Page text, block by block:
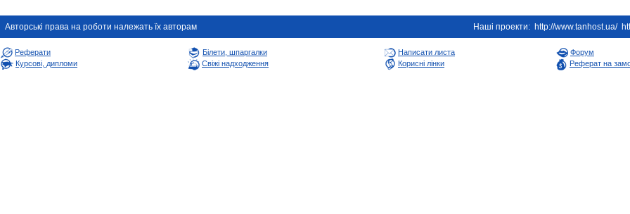
Авторськi права на роботи належать їх авторам Наші проекти: http://www.tanhost.ua/
Реферати Білети, шпаргалки Написати листа
Форум
Курсові, дипломи
Свіжі надходження Корисні лінки Реферат на